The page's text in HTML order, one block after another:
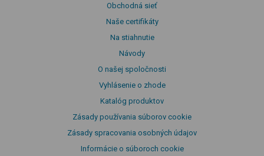
Obchodná sieť
Naše certifikáty
Na stiahnutie
Návody
O našej spoločnosti
Vyhlásenie o zhode
Katalóg produktov
Zásady používania súborov cookie
Zásady spracovania osobných údajov
Informácie o súboroch cookie